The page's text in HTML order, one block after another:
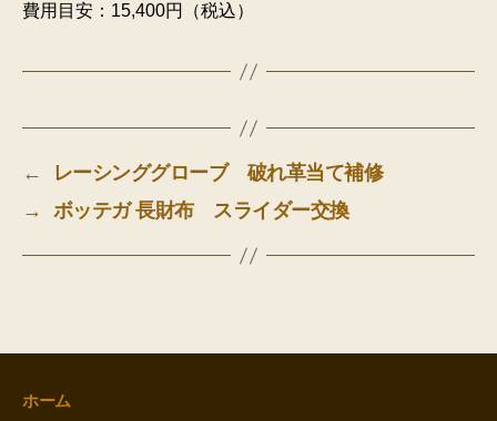
費用目安：15,400円（税込）
←
レーシンググローブ 破れ革当て補修
→
ボッテガ 長財布 スライダー交換
ホーム